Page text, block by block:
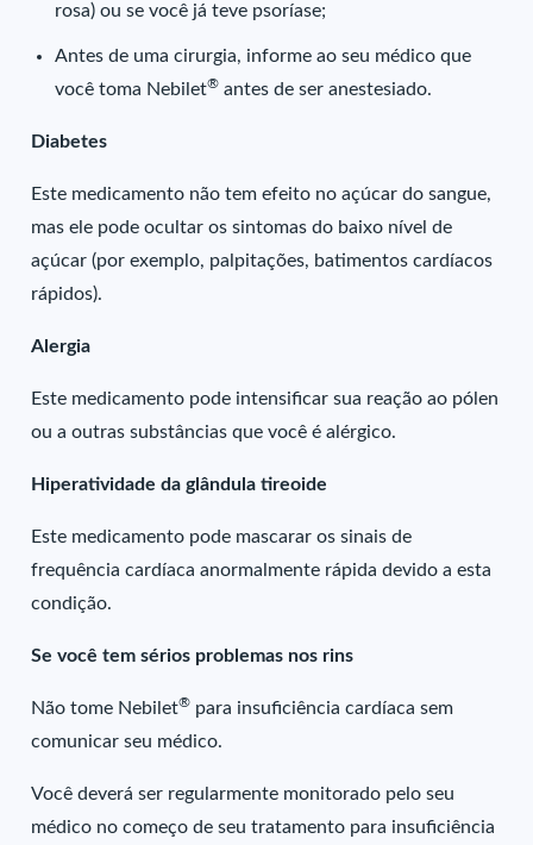
rosa) ou se você já teve psoríase;
Antes de uma cirurgia, informe ao seu médico que
você toma Nebilet® antes de ser anestesiado.
Diabetes
Este medicamento não tem efeito no açúcar do sangue,
mas ele pode ocultar os sintomas do baixo nível de
açúcar (por exemplo, palpitações, batimentos cardíacos
rápidos).
Alergia
Este medicamento pode intensificar sua reação ao pólen
ou a outras substâncias que você é alérgico.
Hiperatividade da glândula tireoide
Este medicamento pode mascarar os sinais de
frequência cardíaca anormalmente rápida devido a esta
condição.
Se você tem sérios problemas nos rins
Não tome Nebilet® para insuficiência cardíaca sem
comunicar seu médico.
Você deverá ser regularmente monitorado pelo seu
médico no começo de seu tratamento para insuficiência